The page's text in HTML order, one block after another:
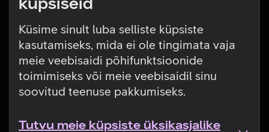
Küsime sinult luba selliste küpsiste
kasutamiseks, mida ei ole tingimata vaja
meie veebisaidi põhifunktsioonide
toimimiseks või meie veebisaidil sinu
soovitud teenuse pakkumiseks.
Tutvu meie küpsiste üksikasjalike
Tehniline viga